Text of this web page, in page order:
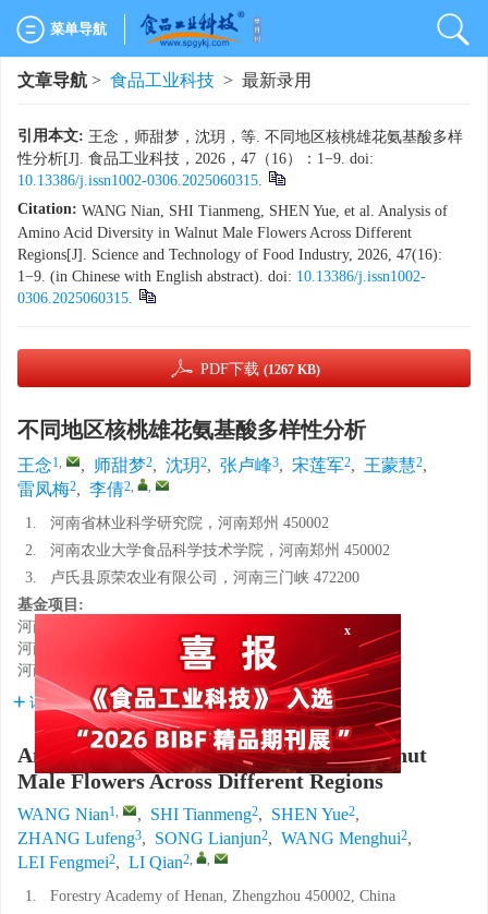
菜单导航
文章导航 > 食品工业科技 > 最新录用
引用本文: 王念，师甜梦，沈玥，等. 不同地区核桃雄花氨基酸多样
性分析[J]. 食品工业科技，2026，47（16）：1−9. doi:
10.13386/j.issn1002-0306.2025060315.
Citation: WANG Nian, SHI Tianmeng, SHEN Yue, et al. Analysis of
Amino Acid Diversity in Walnut Male Flowers Across Different
Regions[J]. Science and Technology of Food Industry, 2026, 47(16):
1−9. (in Chinese with English abstract). doi: 10.13386/j.issn1002-
0306.2025060315.
PDF下载 (1267 KB)
不同地区核桃雄花氨基酸多样性分析
王念1, , 师甜梦2, 沈玥2, 张卢峰3, 宋莲军2, 王蒙慧2,
雷凤梅2, 李倩2, ,
1.
河南省林业科学研究院，河南郑州 450002
2.
河南农业大学食品科学技术学院，河南郑州 450002
3.
卢氏县原荣农业有限公司，河南三门峡 472200
基金项目:
河南省农业科学院创新团队
河南省科技兴林项目
YLK202504
河南省研究生联合培养基地项目
YJS2022JD16
详细信息
Analysis of Amino Acid Diversity in Walnut
Male Flowers Across Different Regions
WANG Nian1, , SHI Tianmeng2, SHEN Yue2,
ZHANG Lufeng3, SONG Lianjun2, WANG Menghui2,
LEI Fengmei2, LI Qian2, ,
1.
Forestry Academy of Henan, Zhengzhou 450002, China
x